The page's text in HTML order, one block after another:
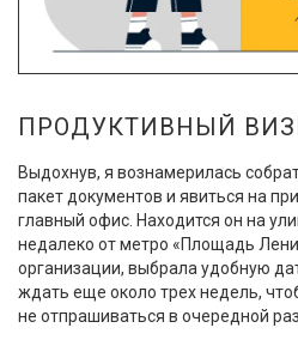
ПРОДУКТИВНЫЙ
Выдохнув, я вознамерилась
пакет документов и явиться на
главный офис. Находится он на
недалеко от метро «Площадь
организации, выбрала удобную
ждать еще около трех недель,
не отпрашиваться в очередной